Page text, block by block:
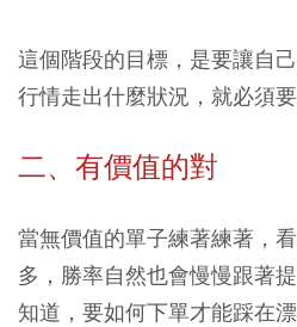
這個階段的目標，是要讓自
行情走出什麼狀況，就必須要
二、有價值的對
當無價值的單子練著練著，
多，勝率自然也會慢慢跟著
知道，要如何下單才能踩在